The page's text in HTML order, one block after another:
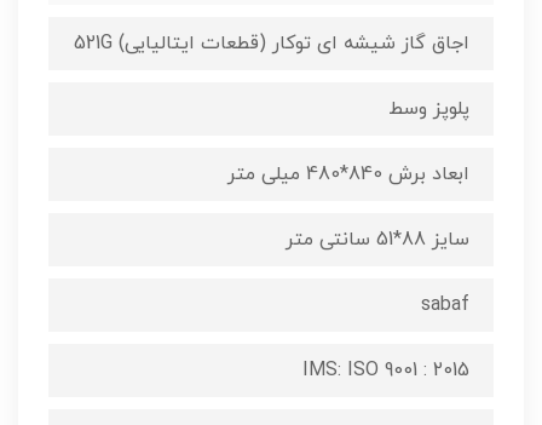
اجاق گاز شیشه ای توکار (قطعات ایتالیایی) 521G
پلوپز وسط
ابعاد برش 840*480 میلی متر
سایز 88*51 سانتی متر
sabaf
IMS: ISO 9001 : 2015